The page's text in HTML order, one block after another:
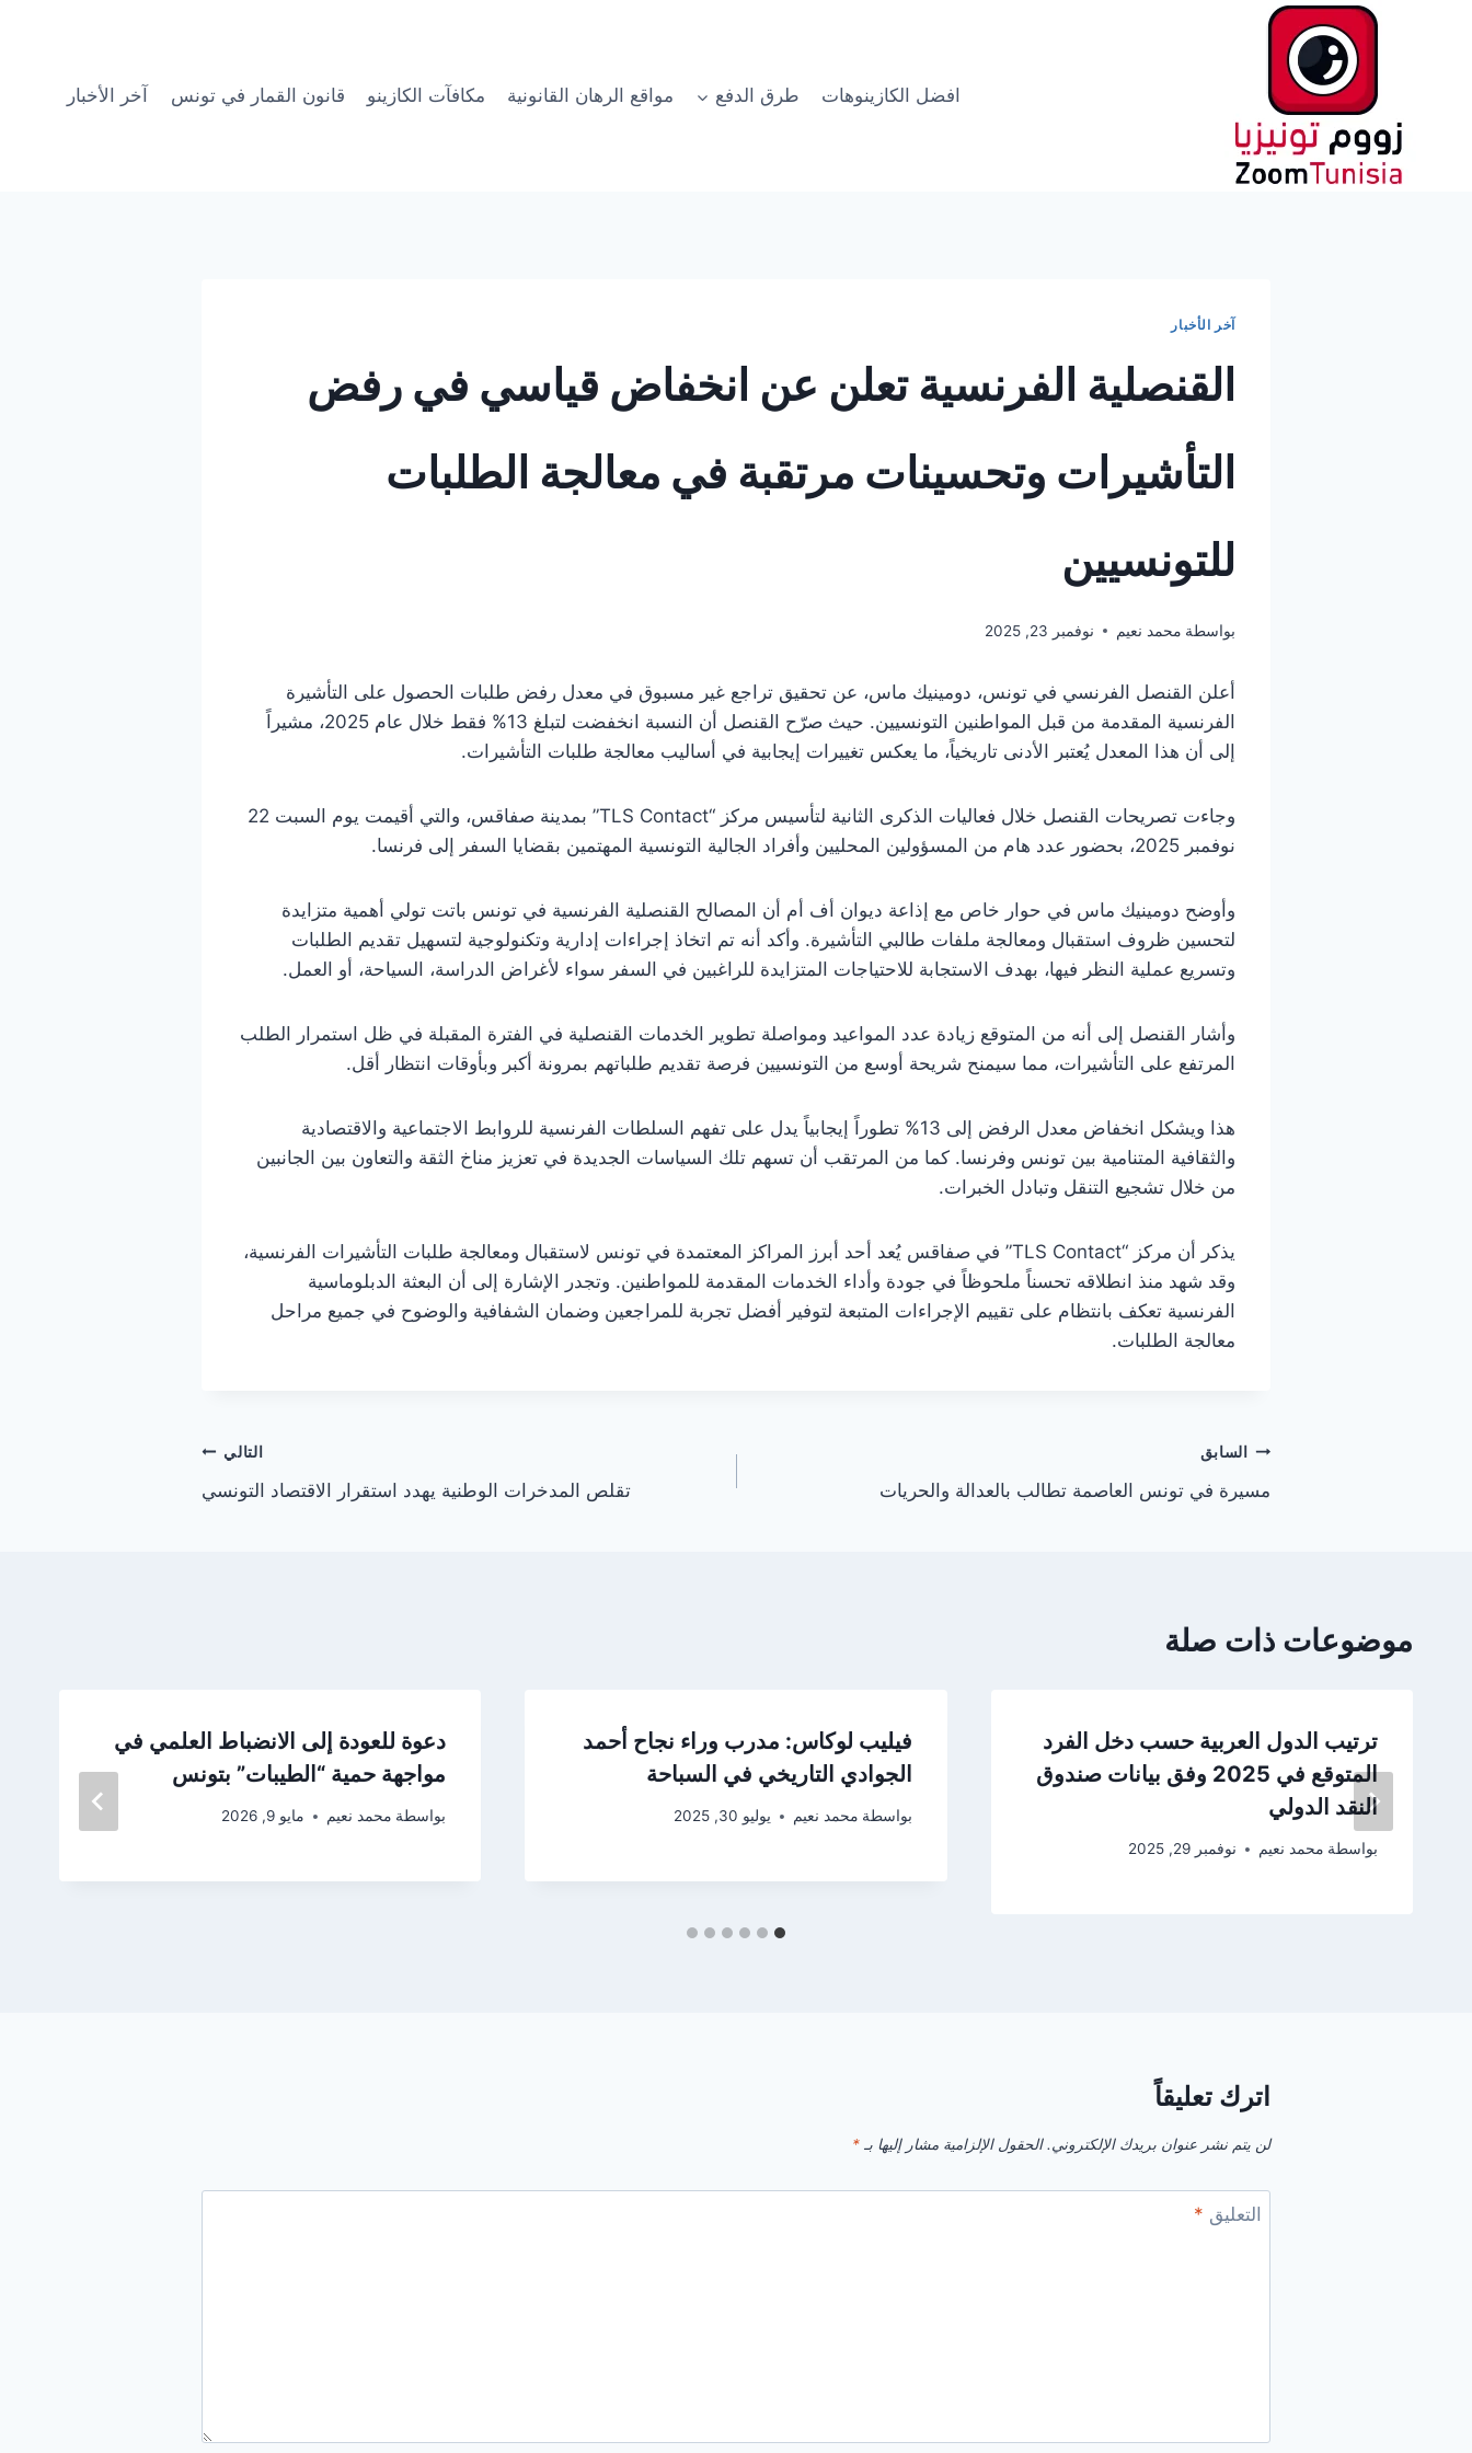
افضل الكازينوهات
طرق الدفع مواقع الرهان القانونية مكافآت الكازينو قانون القمار في تونس آخر الأخبار
آخر الأخبار
القنصلية الفرنسية تعلن عن انخفاض قياسي في رفض
التأشيرات وتحسينات مرتقبة في معالجة الطلبات
للتونسيين
بواسطة محمد نعيم نوفمبر 23, 2025
أعلن القنصل الفرنسي في تونس، دومينيك ماس، عن تحقيق تراجع غير مسبوق في معدل رفض طلبات الحصول على التأشيرة
الفرنسية المقدمة من قبل المواطنين التونسيين. حيث صرّح القنصل أن النسبة انخفضت لتبلغ 13% فقط خلال عام 2025، مشيراً
إلى أن هذا المعدل يُعتبر الأدنى تاريخياً، ما يعكس تغييرات إيجابية في أساليب معالجة طلبات التأشيرات.
وجاءت تصريحات القنصل خلال فعاليات الذكرى الثانية لتأسيس مركز “TLS Contact” بمدينة صفاقس، والتي أقيمت يوم السبت 22
نوفمبر 2025، بحضور عدد هام من المسؤولين المحليين وأفراد الجالية التونسية المهتمين بقضايا السفر إلى فرنسا.
وأوضح دومينيك ماس في حوار خاص مع إذاعة ديوان أف أم أن المصالح القنصلية الفرنسية في تونس باتت تولي أهمية متزايدة
لتحسين ظروف استقبال ومعالجة ملفات طالبي التأشيرة. وأكد أنه تم اتخاذ إجراءات إدارية وتكنولوجية لتسهيل تقديم الطلبات
وتسريع عملية النظر فيها، بهدف الاستجابة للاحتياجات المتزايدة للراغبين في السفر سواء لأغراض الدراسة، السياحة، أو العمل.
وأشار القنصل إلى أنه من المتوقع زيادة عدد المواعيد ومواصلة تطوير الخدمات القنصلية في الفترة المقبلة في ظل استمرار الطلب
المرتفع على التأشيرات، مما سيمنح شريحة أوسع من التونسيين فرصة تقديم طلباتهم بمرونة أكبر وبأوقات انتظار أقل.
هذا ويشكل انخفاض معدل الرفض إلى 13% تطوراً إيجابياً يدل على تفهم السلطات الفرنسية للروابط الاجتماعية والاقتصادية
والثقافية المتنامية بين تونس وفرنسا. كما من المرتقب أن تسهم تلك السياسات الجديدة في تعزيز مناخ الثقة والتعاون بين الجانبين
من خلال تشجيع التنقل وتبادل الخبرات.
يذكر أن مركز “TLS Contact” في صفاقس يُعد أحد أبرز المراكز المعتمدة في تونس لاستقبال ومعالجة طلبات التأشيرات الفرنسية،
وقد شهد منذ انطلاقه تحسناً ملحوظاً في جودة وأداء الخدمات المقدمة للمواطنين. وتجدر الإشارة إلى أن البعثة الدبلوماسية
الفرنسية تعكف بانتظام على تقييم الإجراءات المتبعة لتوفير أفضل تجربة للمراجعين وضمان الشفافية والوضوح في جميع مراحل
معالجة الطلبات.
تصفّح
المقالات
السابق
مسيرة في تونس العاصمة تطالب بالعدالة والحريات
التالي
تقلص المدخرات الوطنية يهدد استقرار الاقتصاد التونسي
موضوعات ذات صلة
ترتيب الدول العربية حسب دخل الفرد
المتوقع في 2025 وفق بيانات صندوق
النقد الدولي
بواسطة محمد نعيم نوفمبر 29, 2025
فيليب لوكاس: مدرب وراء نجاح أحمد
الجوادي التاريخي في السباحة
بواسطة محمد نعيم يوليو 30, 2025
دعوة للعودة إلى الانضباط العلمي في
مواجهة حمية “الطيبات” بتونس
بواسطة محمد نعيم مايو 9, 2026
اترك تعليقاً
لن يتم نشر عنوان بريدك الإلكتروني. الحقول الإلزامية مشار إليها بـ *
التعليق *